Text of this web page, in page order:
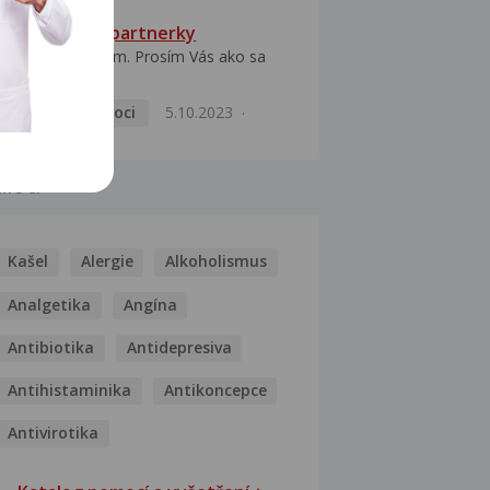
HPV typ 52 u partnerky
Dobrý deň prajem. Prosím Vás ako sa
Pohlavní nemoci
5.10.2023
Kašel Alergie Alkoholismus
Analgetika Angína
Antibiotika Antidepresiva
Antihistaminika Antikoncepce
Antivirotika